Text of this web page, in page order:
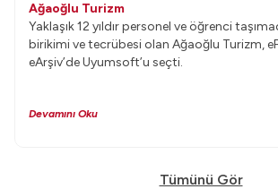
Ağaoğlu Turizm
Yaklaşık 12 yıldır personel ve öğrenci
birikimi ve tecrübesi olan Ağaoğlu Turizm,
eArşiv’de Uyumsoft’u seçti.
Devamını Oku
Tümünü Gör